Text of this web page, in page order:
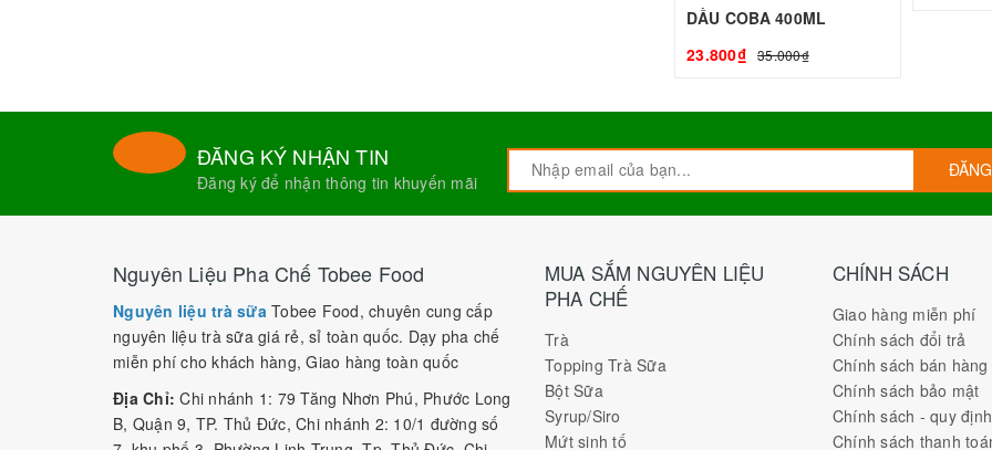
DẦU COBA 400ML
23.800₫ 35.000₫
ĐĂNG KÝ NHẬN TIN
Đăng ký để nhận thông tin khuyến mãi
Nguyên Liệu Pha Chế Tobee Food
Nguyên liệu trà sữa Tobee Food, chuyên cung cấp
nguyên liệu trà sữa giá rẻ, sỉ toàn quốc. Dạy pha chế
miễn phí cho khách hàng, Giao hàng toàn quốc
Địa Chỉ: Chi nhánh 1: 79 Tăng Nhơn Phú, Phước Long
B, Quận 9, TP. Thủ Đức, Chi nhánh 2: 10/1 đường số
MUA SẮM NGUYÊN LIỆU
PHA CHẾ
Trà
Topping Trà Sữa
Bột Sữa
Syrup/Siro
Mứt sinh tố
CHÍNH SÁCH
Giao hàng miễn phí
Chính sách đổi trả
Chính sách bán hàng
Chính sách bảo mật
Chính sách - quy
Chính sách thanh